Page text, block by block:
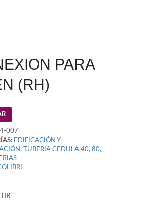
PARA
(RH)
007
EDIFICACIÓN Y
,
TUBERIA CEDULA 40, 80,
,